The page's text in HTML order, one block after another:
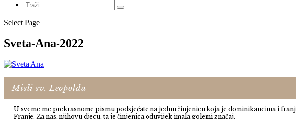
Select Page
Sveta-Ana-2022
Misli sv. Leopolda
U svome me prekrasnome pismu podsjećate na jednu činjenicu koja je dominikancima i
Franje. Za nas, njihovu djecu, ta je činjenica oduvijek imala golemi značaj.